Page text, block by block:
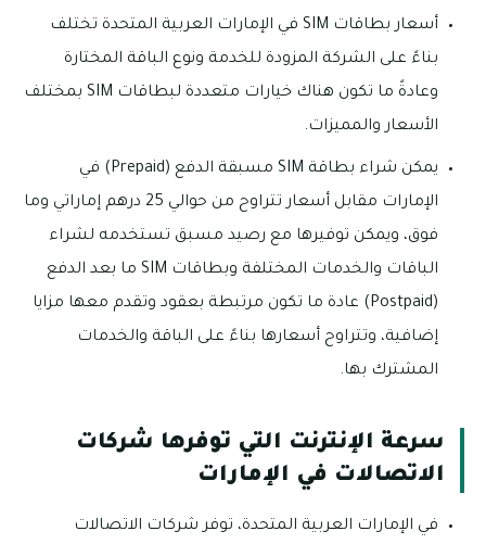
أسعار بطاقات SIM في الإمارات العربية المتحدة تختلف
بناءً على الشركة المزودة للخدمة ونوع الباقة المختارة
وعادةً ما تكون هناك خيارات متعددة لبطاقات SIM بمختلف
الأسعار والمميزات.
يمكن شراء بطاقة SIM مسبقة الدفع (Prepaid) في
الإمارات مقابل أسعار تتراوح من حوالي 25 درهم إماراتي وما
فوق، ويمكن توفيرها مع رصيد مسبق تستخدمه لشراء
الباقات والخدمات المختلفة وبطاقات SIM ما بعد الدفع
(Postpaid) عادة ما تكون مرتبطة بعقود وتقدم معها مزايا
إضافية، وتتراوح أسعارها بناءً على الباقة والخدمات
المشترك بها.
سرعة الإنترنت التي توفرها شركات
الاتصالات في الإمارات
في الإمارات العربية المتحدة، توفر شركات الاتصالات